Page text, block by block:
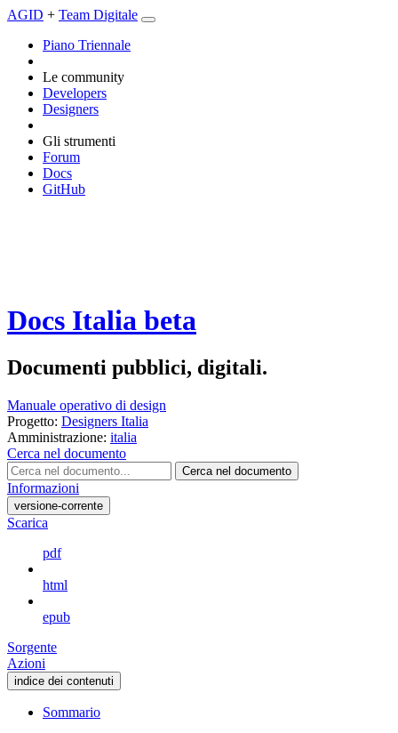
AGID + Team Digitale
Piano Triennale
Le community
Developers
Designers
Gli strumenti
Forum
Docs
GitHub
Docs Italia beta
Documenti pubblici, digitali.
Manuale operativo di design
Progetto: Designers Italia
Amministrazione: italia
Cerca nel documento
Cerca nel documento
Informazioni
versione-corrente
Scarica
pdf
html
epub
Sorgente
Azioni
indice dei contenuti
Sommario